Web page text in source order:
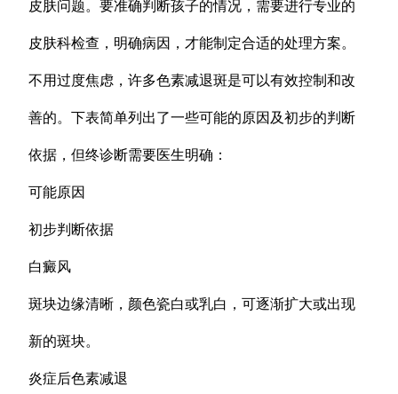
皮肤问题。要准确判断孩子的情况，需要进行专业的
皮肤科检查，明确病因，才能制定合适的处理方案。
不用过度焦虑，许多色素减退斑是可以有效控制和改
善的。下表简单列出了一些可能的原因及初步的判断
依据，但终诊断需要医生明确：
可能原因
初步判断依据
白癜风
斑块边缘清晰，颜色瓷白或乳白，可逐渐扩大或出现
新的斑块。
炎症后色素减退